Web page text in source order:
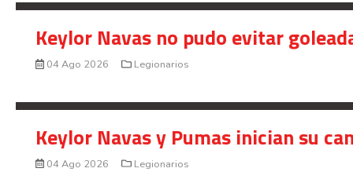
Keylor Navas no pudo evitar
04 Ago 2026 Legionarios
Keylor Navas y Pumas inician su
04 Ago 2026 Legionarios